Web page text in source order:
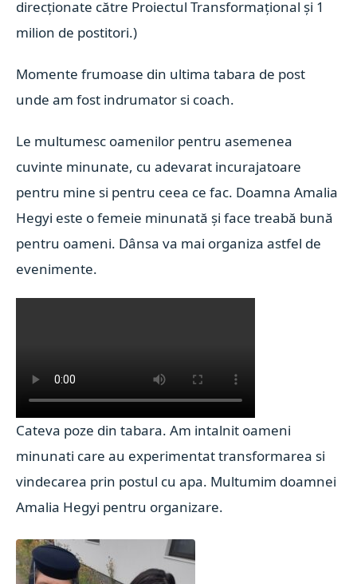
direcționate către Proiectul Transformațional și 1
milion de postitori.)
Momente frumoase din ultima tabara de post
unde am fost indrumator si coach.
Le multumesc oamenilor pentru asemenea
cuvinte minunate, cu adevarat incurajatoare
pentru mine si pentru ceea ce fac. Doamna Amalia
Hegyi este o femeie minunată și face treabă bună
pentru oameni. Dânsa va mai organiza astfel de
evenimente.
Cateva poze din tabara. Am intalnit oameni
minunati care au experimentat transformarea si
vindecarea prin postul cu apa. Multumim doamnei
Amalia Hegyi pentru organizare.